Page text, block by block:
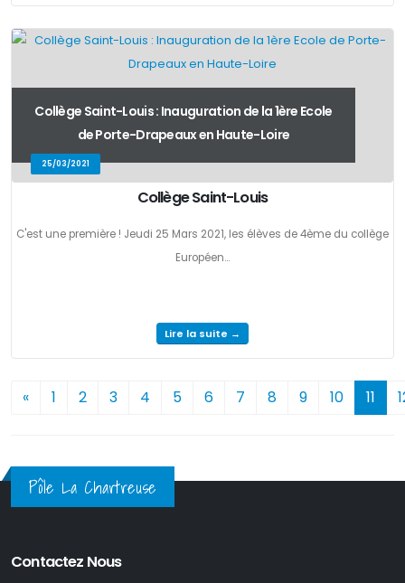
Collège Saint-Louis : Inauguration de la 1ère Ecole
de Porte-Drapeaux en Haute-Loire
25/03/2021
Collège Saint-Louis
C'est une première ! Jeudi 25 Mars 2021, les élèves de 4ème du collège
Européen...
Lire la suite →
« 1 2 3 4 5 6 7 8 9 10 11
Pôle La Chartreuse
Contactez Nous